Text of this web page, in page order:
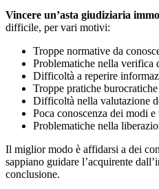
Vincere un’asta giudiziaria
difficile, per vari motivi:
Troppe normative da
Problematiche nella verifica
Difficoltà a reperire
Troppe pratiche burocratiche
Difficoltà nella valutazione
Poca conoscenza dei modi e
Problematiche nella
Il miglior modo è affidarsi a dei
sappiano guidare l’acquirente
conclusione.